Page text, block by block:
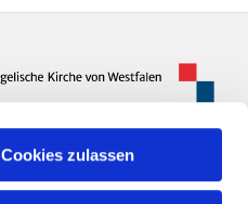
Cookies zulassen